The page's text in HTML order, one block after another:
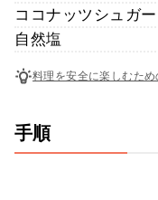
ココナッツシュガー
自然塩
料理を安全に楽しむた
手順